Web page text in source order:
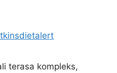
terasa kompleks,